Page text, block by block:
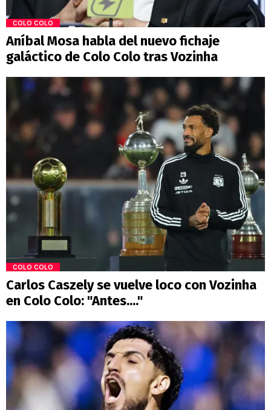
COLO COLO
Aníbal Mosa habla del nuevo fichaje
galáctico de Colo Colo tras Vozinha
COLO COLO
Carlos Caszely se vuelve loco con Vozinha
en Colo Colo: "Antes...."